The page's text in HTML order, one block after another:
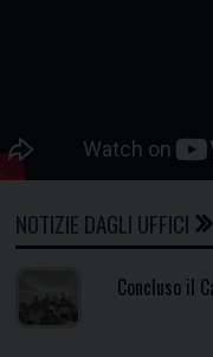
NOTIZIE DAGLI UFFICI
Concluso il